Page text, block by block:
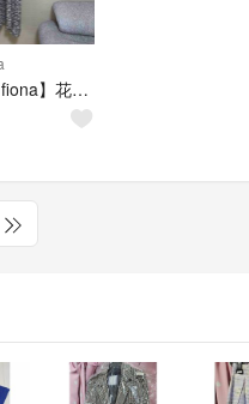
【PATTERN fiona】花柄ワンピース